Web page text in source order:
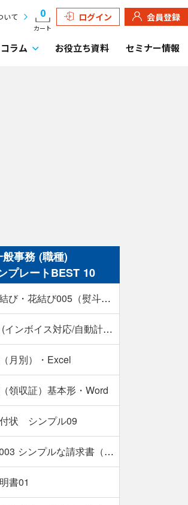
いて 0
カート
ログイン 会員登録
コラム お役立ち資料 セミナー情報
般事務 (職種)
プレートBEST 10
水引蝶結び・花結び005（熨斗あり）
請求書 (インボイス対応/自動計算/A4 縦) カラー 使い方解説あり
月別）・Excel
領収証）基本形・Word
状 シンプル09
請求書003 シンプルな請求書（消費税10％対応）
書01